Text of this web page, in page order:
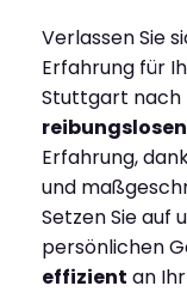
Verlassen Sie
Erfahrung für
Stuttgart nach
Erfahrung,
und
Setzen Sie auf
persönlichen
effizient an